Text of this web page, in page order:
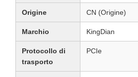
Origine CN (Origine)
Marchio KingDian
Protocollo di
trasporto
PCIe